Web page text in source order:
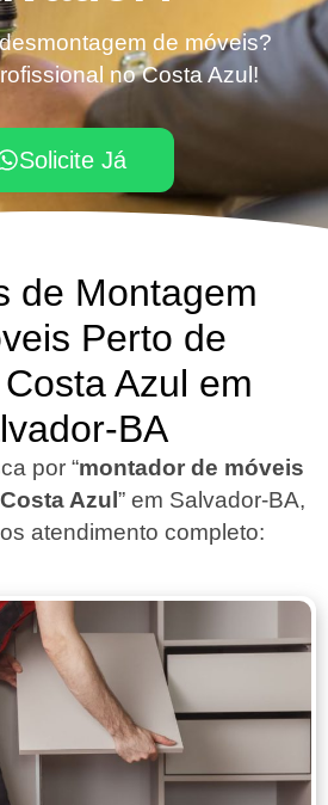
de móveis?
no Costa Azul!
Solicite Já
de Montagem
Perto de
Azul em
BA
por “montador de móveis
Azul ” em Salvador-BA,
atendimento completo: